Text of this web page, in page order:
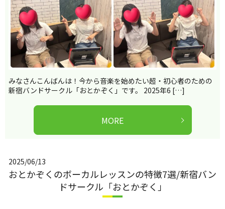
みなさんこんばんは！今から音楽を始めたい超・初心者のための
新宿バンドサークル「おとかぞく」です。 2025年6 […]
MORE
2025/06/13
おとかぞくのボーカルレッスンの特徴7選/新宿バン
ドサークル「おとかぞく」